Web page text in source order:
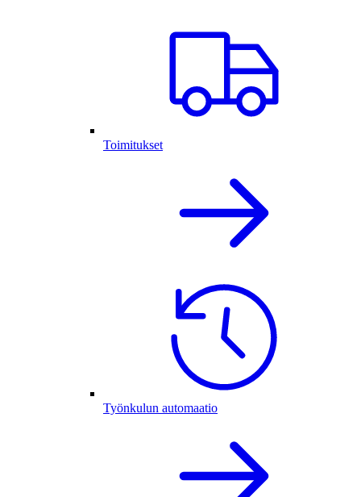
Toimitukset
Työnkulun automaatio